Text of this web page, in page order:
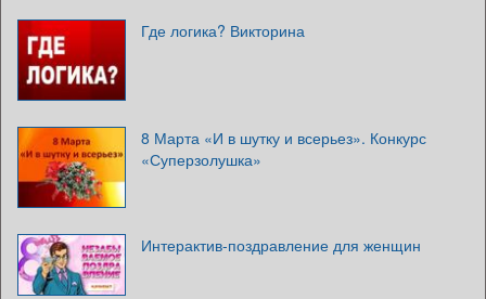
Где логика? Викторина
8 Марта «И в шутку и всерьез». Конкурс
«Суперзолушка»
Интерактив-поздравление для женщин